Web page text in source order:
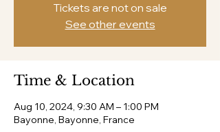
Tickets are not on sale
See other events
Time & Location
Aug 10, 2024, 9:30 AM – 1:00 PM
Bayonne, Bayonne, France